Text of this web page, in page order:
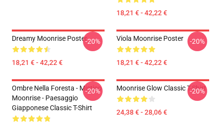
18,21 € - 42,22 €
Dreamy Moonrise Poster
18,21 € - 42,22 €
-20% Viola Moonrise Poster
18,21 € - 42,22 €
-20%
Ombre Nella Foresta - Mistico
Moonrise - Paesaggio
Giapponese Classic T-Shirt
-20% Moonrise Glow Classic T-Shirt
24,38 € - 28,06 €
-20%